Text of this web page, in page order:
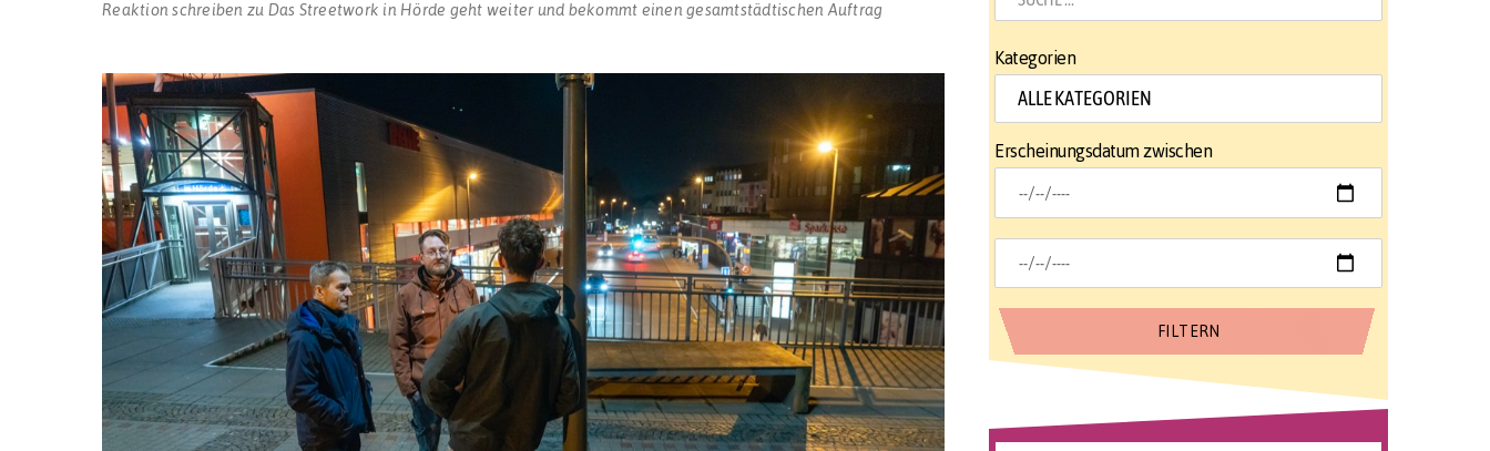
Reaktion schreiben zu Das Streetwork in Hörde geht weiter und bekommt einen gesamtstädtischen Auftrag
Kategorien
Erscheinungsdatum zwischen